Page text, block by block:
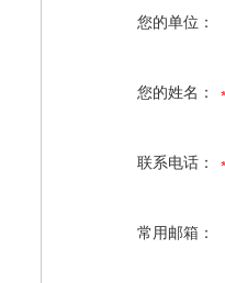
您的单位：
您的姓名：
联系电话：
常用邮箱：